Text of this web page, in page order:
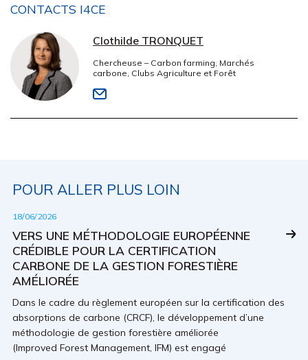
CONTACTS I4CE
Clothilde TRONQUET
Chercheuse – Carbon farming, Marchés
carbone, Clubs Agriculture et Forêt
POUR ALLER PLUS LOIN
18/06/2026
VERS UNE MÉTHODOLOGIE EUROPÉENNE
CRÉDIBLE POUR LA CERTIFICATION
CARBONE DE LA GESTION FORESTIÈRE
AMÉLIORÉE
Dans le cadre du règlement européen sur la certification des
absorptions de carbone (CRCF), le développement d’une
méthodologie de gestion forestière améliorée
(Improved Forest Management, IFM) est engagé